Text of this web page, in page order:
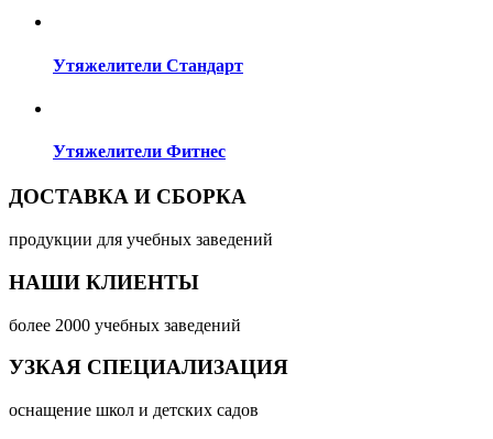
Утяжелители Стандарт
Утяжелители Фитнес
ДОСТАВКА И СБОРКА
продукции для учебных заведений
НАШИ КЛИЕНТЫ
более 2000 учебных заведений
УЗКАЯ СПЕЦИАЛИЗАЦИЯ
оснащение школ и детских садов